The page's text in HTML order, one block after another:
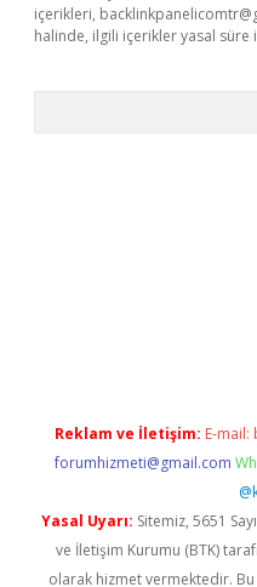
içerikleri,
halinde, ilgili içerikler yasal süre
Reklam ve İletişim: E-mail:
forumhizmeti@gmail.com
Yasal Uyarı: Sitemiz, 5651
ve İletişim Kurumu (BTK)
olarak hizmet vermektedir.